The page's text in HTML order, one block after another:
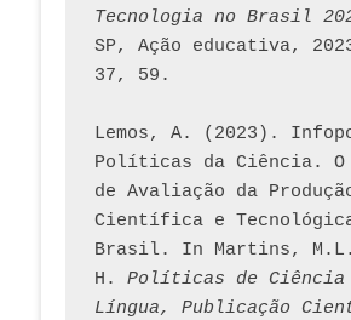
Tecnologia no Brasil
SP, Ação educativa,
37, 59.
Lemos, A. (2023).
Políticas da Ciência. O
de Avaliação da
Científica e
Brasil. In Martins,
H. Políticas de Ciência
Língua, Publicação